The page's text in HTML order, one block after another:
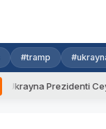
#tramp
Prezidenti Ceyhun